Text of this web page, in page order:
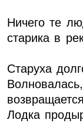
Ничего те
старика в
Старуха
Лодка